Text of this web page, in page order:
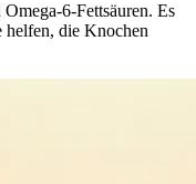
6-Fettsäuren. Es
helfen, die Knochen